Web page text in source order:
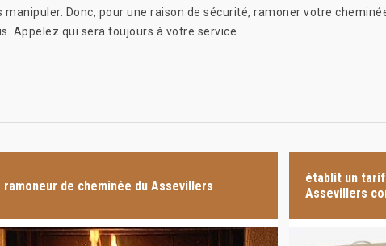
Donc, pour une raison de sécurité, ramoner votre
Appelez qui sera toujours à votre service.
ramoneur de cheminée du Assevillers
établit un tarif
Assevillers